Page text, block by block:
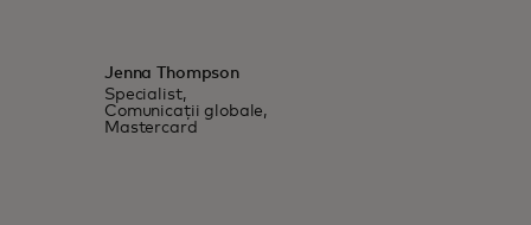
Jenna Thompson
Specialist,
Comunicații globale,
Mastercard